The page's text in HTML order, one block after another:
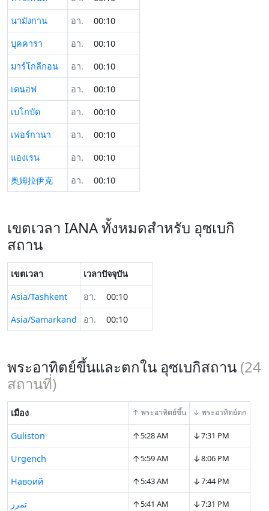
นามังกาน
อา.
00:10
บุคคารา
อา.
00:10
มาร์โกลีกอน
อา.
00:10
เดนอฟ
อา.
00:10
เบโกบัด
อา.
00:10
เฟอร์กานา
อา.
00:10
แองเรน
อา.
00:10
奥姆拉伊克
อา. 00:10
เขตเวลา IANA ทั้งหมดสำหรับ อุซเบกิ
สถาน
เขตเวลา
เวลาปัจจุบัน
Asia/Tashkent
อา.
00:10
Asia/Samarkand
อา. 00:10
พระอาทิตย์ขึ้นและตกใน อุซเบกิสถาน (24
สถานที่)
เมือง ↑ พระอาทิตย์ขึ้น ↓ พระอาทิตย์ตก
Guliston ↑5:28 AM ↓7:31 PM
Urgench ↑5:59 AM ↓8:06 PM
Навоий ↑5:43 AM ↓7:44 PM
تمرز ↑5:41 AM ↓7:31 PM